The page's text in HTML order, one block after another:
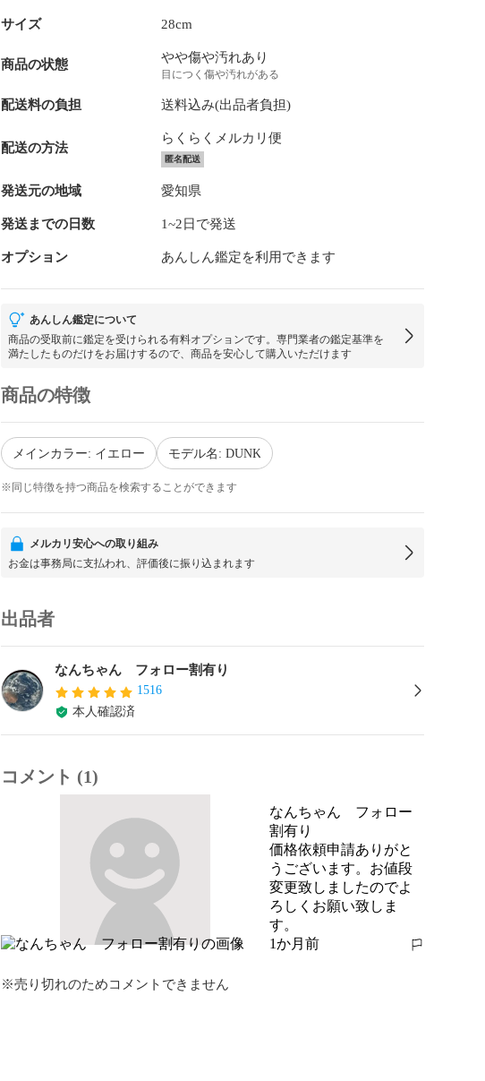
サイズ 28cm
商品の状態 やや傷や汚れあり
目につく傷や汚れがある
配送料の負担 送料込み(出品者負担)
配送の方法
らくらくメルカリ便
匿名配送
発送元の地域 愛知県
発送までの日数 1~2日で発送
オプション あんしん鑑定を利用できます
あんしん鑑定について
商品の受取前に鑑定を受けられる有料オプションです。専門業者の鑑定基準を
満たしたものだけをお届けするので、商品を安心して購入いただけます
商品の特徴
メインカラー: イエロー モデル名: DUNK
※同じ特徴を持つ商品を検索することができます
メルカリ安心への取り組み
お金は事務局に支払われ、評価後に振り込まれます
出品者
なんちゃん フォロー割有り
1516
本人確認済
コメント (1)
なんちゃん フォロー
割有り
価格依頼申請ありがと
うございます。お値段
変更致しましたのでよ
ろしくお願い致しま
す。
1か月前
報告する
※売り切れのためコメントできません